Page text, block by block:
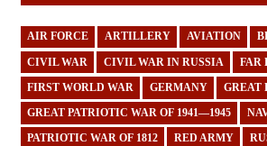
AIR FORCE ARTILLERY AVIATION
CIVIL WAR CIVIL WAR IN RUSSIA FAR
FIRST WORLD WAR GERMANY GREAT
GREAT PATRIOTIC WAR OF 1941—1945
PATRIOTIC WAR OF 1812 RED ARMY